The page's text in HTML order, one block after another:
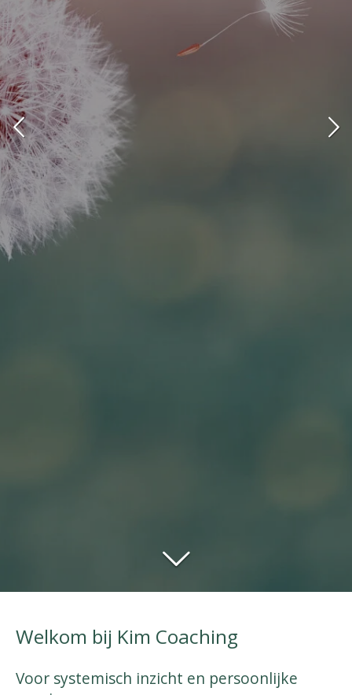
Welkom bij Kim Coaching
Voor systemisch inzicht en persoonlijke